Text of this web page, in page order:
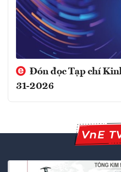
Đón đọc Tạp chí
31-2026